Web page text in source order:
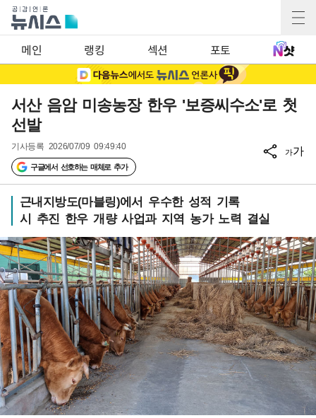
메인 랭킹 섹션 포토
서산 음암 미송농장 한우 '보증씨수소'로 첫
선발
기사등록 2026/07/09 09:49:40
구글에서 선호하는 매체로 추가
가가
근내지방도(마블링)에서 우수한 성적 기록
시 추진 한우 개량 사업과 지역 농가 노력 결실